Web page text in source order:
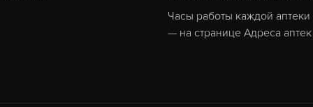
Часы работы каждой аптеки
— на странице Адреса аптек